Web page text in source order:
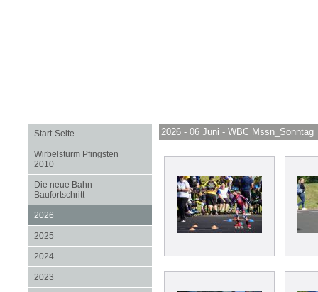
Start-Seite
Wirbelsturm Pfingsten
2010
Die neue Bahn -
Baufortschritt
2026
2025
2024
2023
2026 - 06 Juni - WBC Mssn_Sonntag